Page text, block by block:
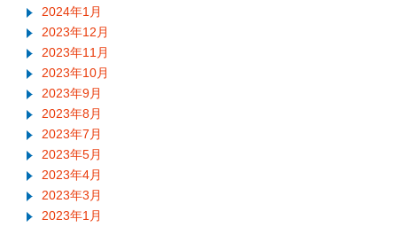
2024年1月
2023年12月
2023年11月
2023年10月
2023年9月
2023年8月
2023年7月
2023年5月
2023年4月
2023年3月
2023年1月